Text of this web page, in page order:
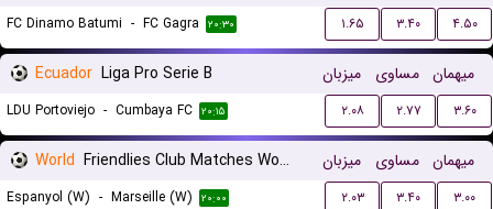
FC Dinamo Batumi - FC Gagra ۲۰:۳۰ ۱.۶۵ ۳.۴۰ ۴.۵۰
Ecuador Liga Pro Serie B میزبان مساوی میهمان
LDU Portoviejo - Cumbaya FC ۲۰:۱۵ ۲.۰۸ ۲.۷۷ ۳.۶۰
World Friendlies Club Matches Women میزبان مساوی میهمان
Espanyol (W) - Marseille (W) ۲۰:۰۰ ۲.۰۳ ۳.۴۰
۳.۰۰